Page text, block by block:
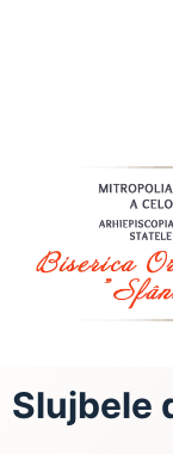
Slujbele